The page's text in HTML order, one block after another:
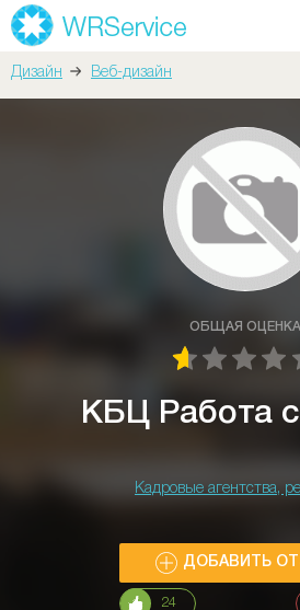
Дизайн Веб-дизайн
ОБЩАЯ ОЦЕНКА
КБЦ Работа
Кадровые агентства,
ДОБАВИТЬ
24